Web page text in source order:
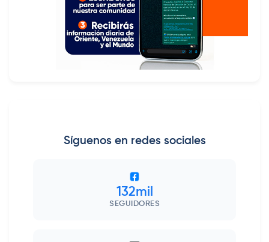
Síguenos en redes sociales
132mil
SEGUIDORES